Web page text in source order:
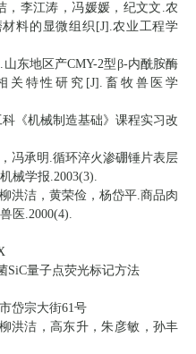
，李江涛，冯媛媛，纪文文.农
料的显微组织[J].农业工程学
东地区产CMY-2型β-内酰胺酶
关特性研究[J].畜牧兽医学
《机械制造基础》课程实习改
冯承明.循环淬火渗硼锤片表层
械学报.2003(3).
洪洁，黄荣俭，杨岱平.商品肉
医.2000(4).
SiC量子点荧光标记方法
岱宗大街61号
洪洁，高东升，朱彦敏，孙丰